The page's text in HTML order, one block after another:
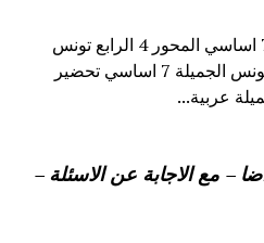
شرح قصيدة تونس الجميلة 7 اساسي المحور 4 الرابع تونس
الجميلة شرح نصوص محور تونس الجميلة 7 اساسي تحضير
عربية...
– مع الاجابة عن الاسئلة –